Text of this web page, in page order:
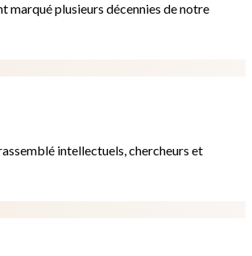
marqué plusieurs décennies de notre
intellectuels, chercheurs et